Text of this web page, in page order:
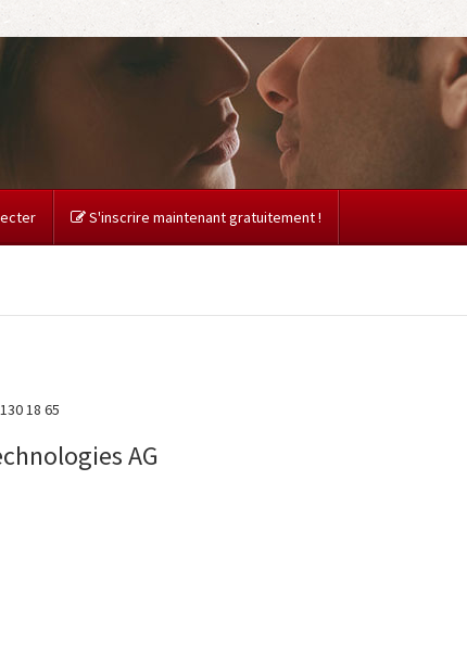
S'inscrire maintenant gratuitement !
18 65
AG